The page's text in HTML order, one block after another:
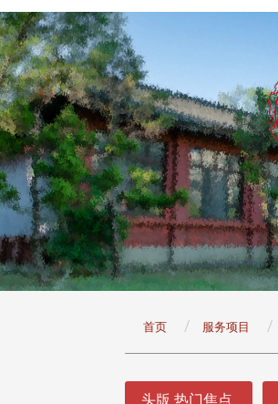
首页 服务项目
头版 热门焦点